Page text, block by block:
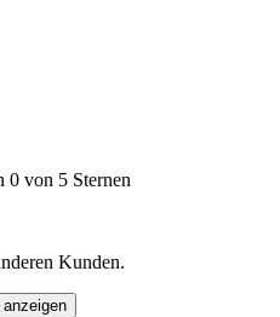
0 von 5 Sternen
Kunden.
anzeigen